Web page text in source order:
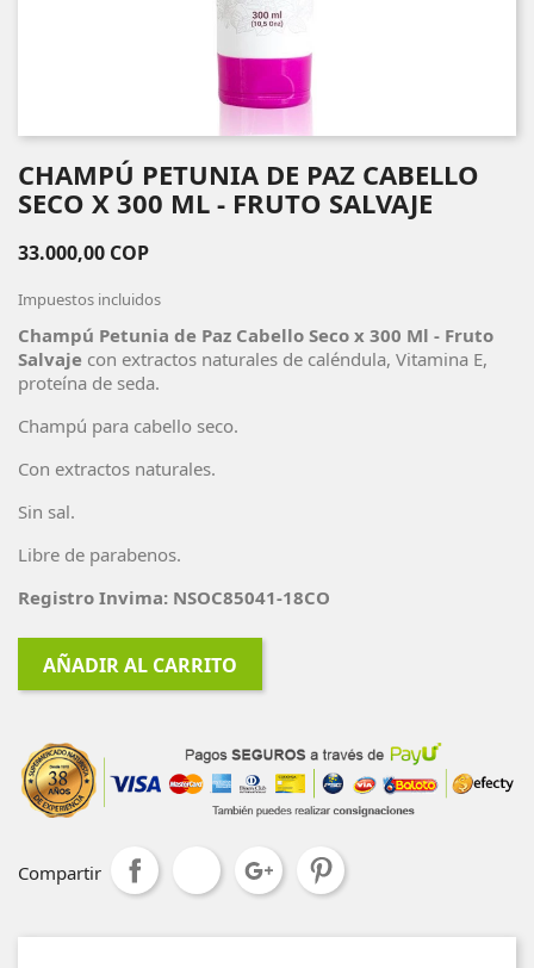
CHAMPÚ PETUNIA DE PAZ CABELLO
SECO X 300 ML - FRUTO SALVAJE
33.000,00 COP
Impuestos incluidos
Champú Petunia de Paz Cabello Seco x 300 Ml - Fruto
Salvaje con extractos naturales de caléndula, Vitamina E,
proteína de seda.
Champú para cabello seco.
Con extractos naturales.
Sin sal.
Libre de parabenos.
Registro Invima: NSOC85041-18CO
AÑADIR AL CARRITO
Compartir